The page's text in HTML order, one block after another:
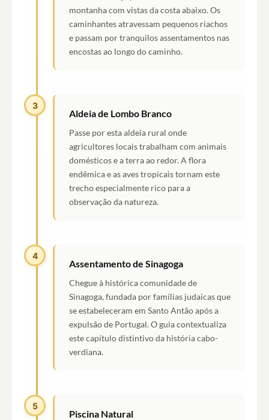
montanha com vistas da costa abaixo. Os
caminhantes atravessam pequenos riachos
e passam por tranquilos assentamentos nas
encostas ao longo do caminho.
3
Aldeia de Lombo Branco
Passe por esta aldeia rural onde
agricultores locais trabalham com animais
domésticos e a terra ao redor. A flora
endêmica e as aves tropicais tornam este
trecho especialmente rico para a
observação da natureza.
4
Assentamento de Sinagoga
Chegue à histórica comunidade de
Sinagoga, fundada por famílias judaicas que
se estabeleceram em Santo Antão após a
expulsão de Portugal. O guia contextualiza
este capítulo distintivo da história cabo-
verdiana.
5
Piscina Natural